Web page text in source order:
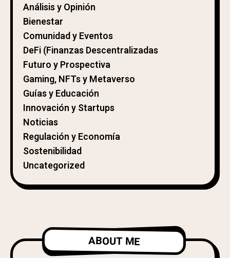
Análisis y Opinión
Bienestar
Comunidad y Eventos
DeFi (Finanzas Descentralizadas
Futuro y Prospectiva
Gaming, NFTs y Metaverso
Guías y Educación
Innovación y Startups
Noticias
Regulación y Economía
Sostenibilidad
Uncategorized
ABOUT ME